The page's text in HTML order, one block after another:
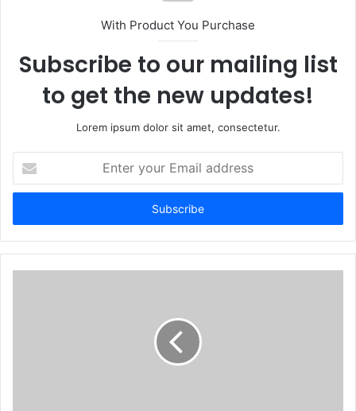
With Product You Purchase
Subscribe to our mailing list
to get the new updates!
Lorem ipsum dolor sit amet, consectetur.
your
Email